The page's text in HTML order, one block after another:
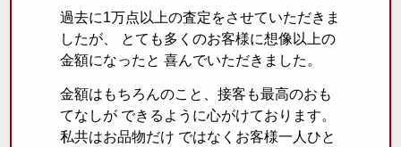
過去に1万点以上の査定をさせていただきま
したが、 とても多くのお客様に想像以上の
金額になったと 喜んでいただきました。
金額はもちろんのこと、接客も最高のおも
てなしが できるように心がけております。
私共はお品物だけ ではなくお客様一人ひと